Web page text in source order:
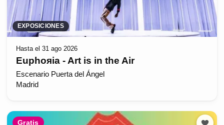
EXPOSICIONES
Hasta el 31 ago 2026
Euphoяia - Art is in the Air
Escenario Puerta del Ángel
Madrid
Gratis